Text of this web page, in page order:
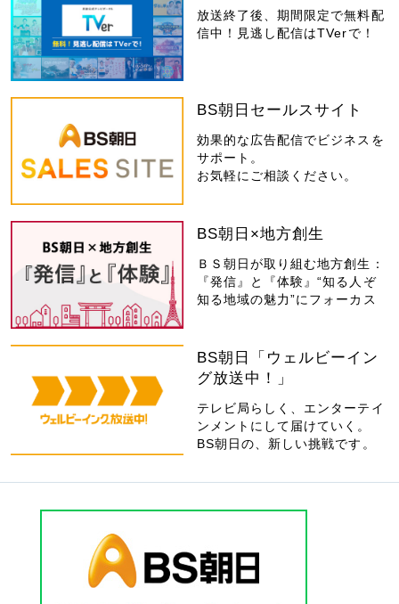
放送終了後、期間限定で無料配
信中！見逃し配信はTVerで！
BS朝日セールスサイト
効果的な広告配信でビジネスを
サポート。
お気軽にご相談ください。
BS朝日×地方創生
ＢＳ朝日が取り組む地方創生：
『発信』と『体験』“知る人ぞ
知る地域の魅力”にフォーカス
BS朝日「ウェルビーイン
グ放送中！」
テレビ局らしく、エンターテイ
ンメントにして届けていく。
BS朝日の、新しい挑戦です。